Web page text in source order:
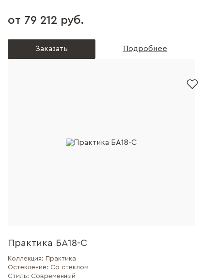
от 79 212 руб.
Заказать Подробнее
Практика БА18-С
Коллекция: Практика
Остекление: Со стеклом
Стиль: Современный